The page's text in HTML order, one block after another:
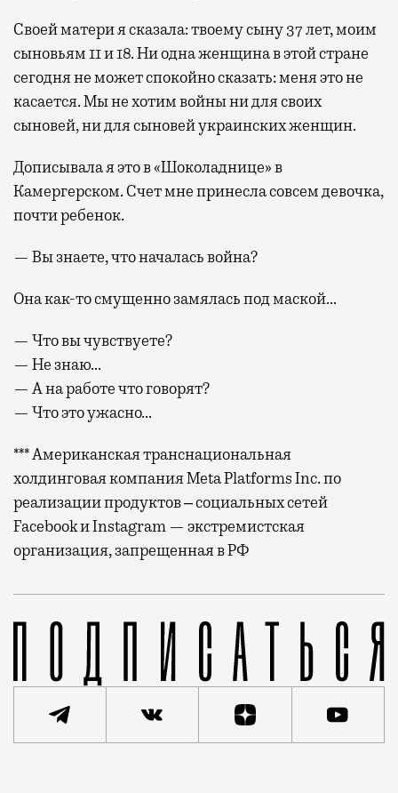
Своей матери я сказала: твоему сыну 37 лет, моим
сыновьям 11 и 18. Ни одна женщина в этой стране
сегодня не может спокойно сказать: меня это не
касается. Мы не хотим войны ни для своих
сыновей, ни для сыновей украинских женщин.
Дописывала я это в «Шоколаднице» в
Камергерском. Счет мне принесла совсем девочка,
почти ребенок.
— Вы знаете, что началась война?
Она как-то смущенно замялась под маской…
— Что вы чувствуете?
— Не знаю…
— А на работе что говорят?
— Что это ужасно…
*** Американская транснациональная
холдинговая компания Meta Platforms Inc. по
реализации продуктов ‒ социальных сетей
Facebook и Instagram — экстремистская
организация, запрещенная в РФ